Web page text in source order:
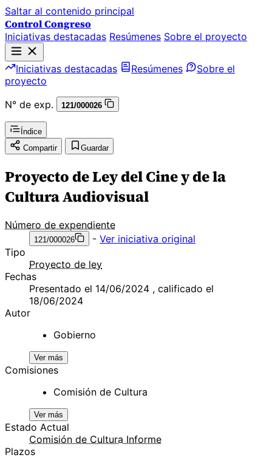
Saltar al contenido principal
Control Congreso
Iniciativas destacadas Resúmenes Sobre el proyecto
Iniciativas destacadas Resúmenes
Sobre el
proyecto
N° de exp.
121/000026
Índice
Compartir
Guardar
Proyecto de Ley del Cine y de la
Cultura Audiovisual
Número de expendiente
121/000026 - Ver iniciativa original
Tipo
Proyecto de ley
Fechas
Presentado el 14/06/2024 , calificado el
18/06/2024
Autor
Gobierno
Ver más
Comisiones
Comisión de Cultura
Ver más
Estado Actual
Comisión de Cultura Informe
Plazos